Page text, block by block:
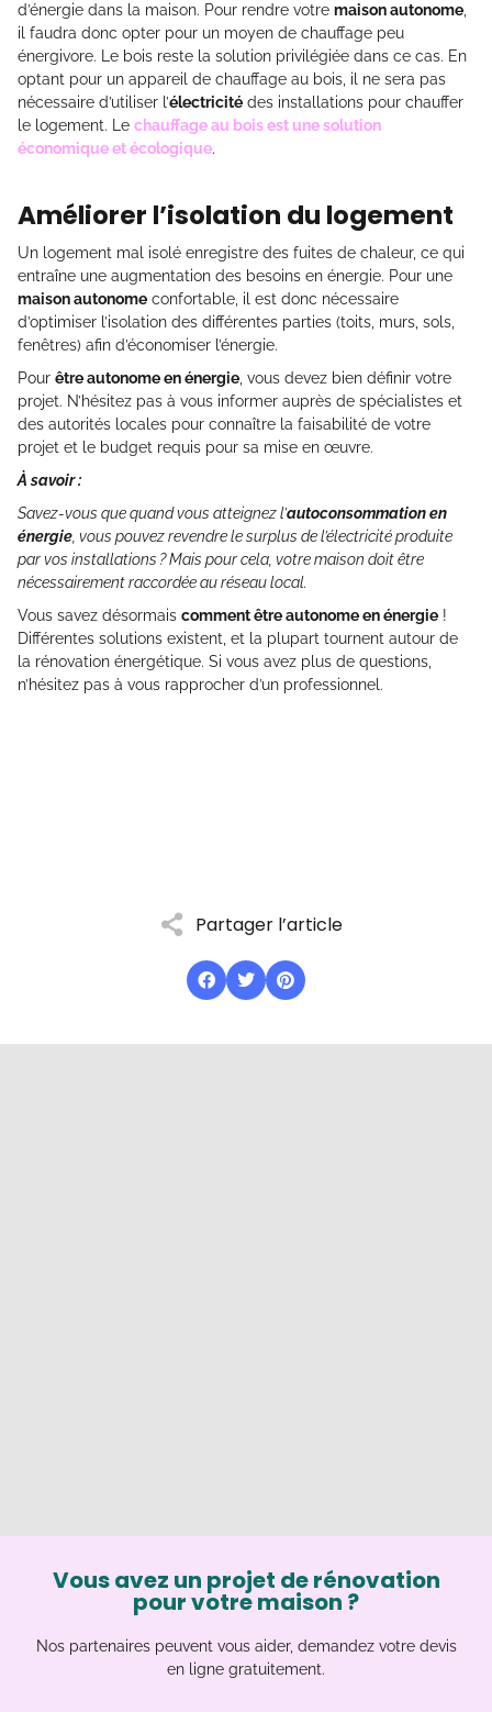
Partager l’article
d’énergie dans la maison. Pour rendre votre maison autonome,
il faudra donc opter pour un moyen de chauffage peu
énergivore. Le bois reste la solution privilégiée dans ce cas. En
optant pour un appareil de chauffage au bois, il ne sera pas
nécessaire d’utiliser l’électricité des installations pour chauffer
le logement. Le chauffage au bois est une solution
économique et écologique.
Améliorer l’isolation du logement
Un logement mal isolé enregistre des fuites de chaleur, ce qui
entraîne une augmentation des besoins en énergie. Pour une
maison autonome confortable, il est donc nécessaire
d’optimiser l’isolation des différentes parties (toits, murs, sols,
fenêtres) afin d’économiser l’énergie.
Pour être autonome en énergie, vous devez bien définir votre
projet. N’hésitez pas à vous informer auprès de spécialistes et
des autorités locales pour connaître la faisabilité de votre
projet et le budget requis pour sa mise en œuvre.
À savoir :
Savez-vous que quand vous atteignez l’autoconsommation en
énergie, vous pouvez revendre le surplus de l’électricité produite
par vos installations ? Mais pour cela, votre maison doit être
nécessairement raccordée au réseau local.
Vous savez désormais comment être autonome en énergie !
Différentes solutions existent, et la plupart tournent autour de
la rénovation énergétique. Si vous avez plus de questions,
n’hésitez pas à vous rapprocher d’un professionnel.
Vous avez un projet de rénovation
pour votre maison ?
Nos partenaires peuvent vous aider, demandez votre devis
en ligne gratuitement.